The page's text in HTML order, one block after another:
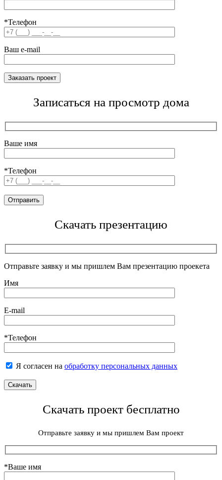
*Телефон
Ваш e-mail
Записаться на просмотр дома
Ваше имя
*Телефон
Скачать презентацию
Отправьте заявку и мы пришлем Вам презентацию проекета
Имя
E-mail
*Телефон
Я согласен на обработку персональных данных
Скачать проект бесплатно
Отправьте заявку и мы пришлем Вам проект
*Ваше имя